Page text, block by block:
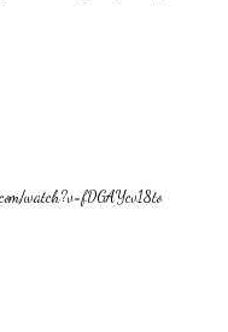
watch?v=fDGAYcv18to